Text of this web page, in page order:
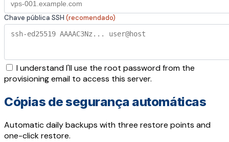
Chave pública SSH (recomendado)
I understand I'll use the root password from the
provisioning email to access this server.
Cópias de segurança automáticas
Automatic daily backups with three restore points and
one-click restore.